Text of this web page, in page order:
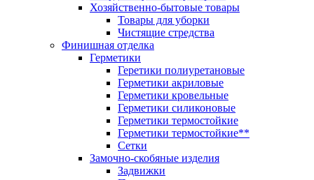
Хозяйственно-бытовые товары
Товары для уборки
Чистящие стредства
Финишная отделка
Герметики
Геретики полиуретановые
Герметики акриловые
Герметики кровельные
Герметики силиконовые
Герметики термостойкие
Герметики термостойкие**
Сетки
Замочно-скобяные изделия
Задвижки